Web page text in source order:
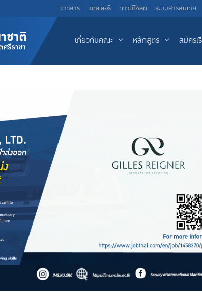
ข่าวสาร แกลเลอรี่ ดาวน์โหลด ระบบสารสนเทศ
เกี่ยวกับคณะ หลักสูตร สมัครเ